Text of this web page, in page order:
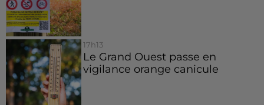
17h13
Le Grand Ouest passe en
vigilance orange canicule